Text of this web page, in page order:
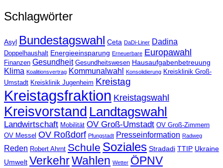
Schlagwörter
Asyl Bundestagswahl Ceta DaDi-Liner Dadina
Doppelhaushalt Energieeinsparung Erneuerbare Europawahl
Finanzen Gesundheit Gesundheitswesen Hausaufgabenbetreuung
Klima Koalitionsvertrag Kommunalwahl Konsolidierung Kreisklinik Groß-
Umstadt Kreisklinik Jugenheim Kreistag
Kreistagsfraktion Kreistagswahl
Kreisvorstand Landtagswahl
Landwirtschaft Mobilität OV Groß-Umstadt OV Groß-Zimmern
OV Messel OV Roßdorf Pfungstadt Presseinformation Radweg
Reden Robert Ahrnt Schule Soziales Stradadi TTIP Ukraine
Umwelt VerkehrWahlen Wetter ÖPNV